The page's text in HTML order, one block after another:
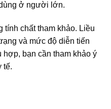
ở người lớn.
tính chất tham khảo. Liều
và mức độ diễn tiến
bạn cần tham khảo ý
tế.